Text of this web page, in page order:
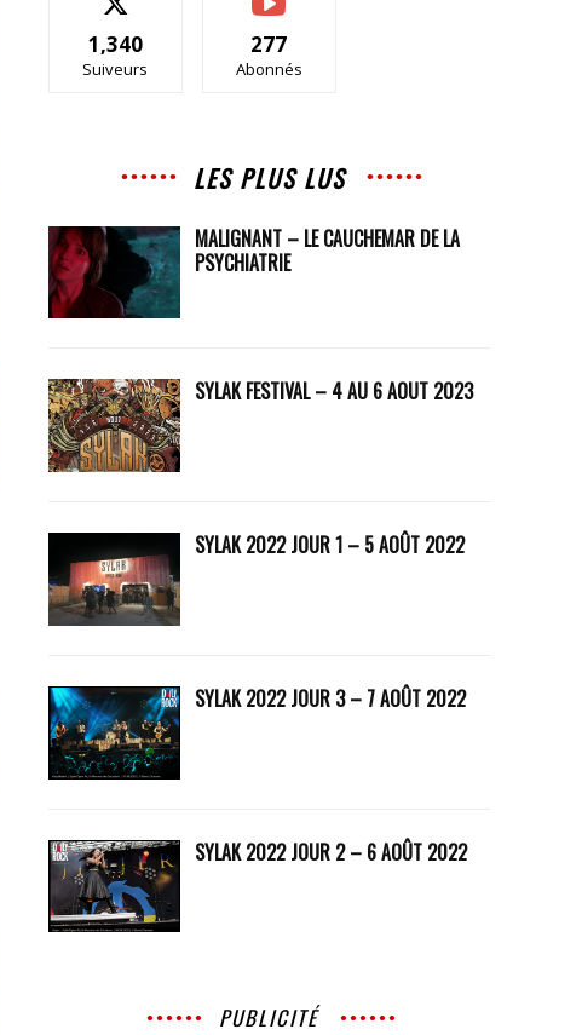
1,340
Suiveurs
277
Abonnés
LES PLUS LUS
MALIGNANT – LE CAUCHEMAR DE LA
PSYCHIATRIE
SYLAK FESTIVAL – 4 AU 6 AOUT 2023
SYLAK 2022 JOUR 1 – 5 AOÛT 2022
SYLAK 2022 JOUR 3 – 7 AOÛT 2022
SYLAK 2022 JOUR 2 – 6 AOÛT 2022
PUBLICITÉ